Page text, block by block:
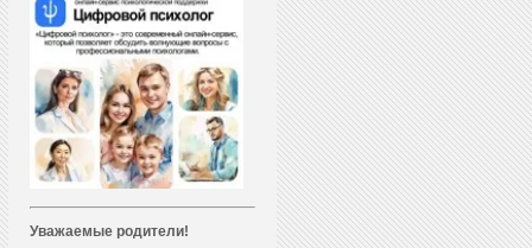
Уважаемые родители!